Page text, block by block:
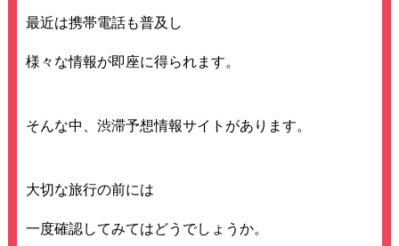
最近は携帯電話も普及し
様々な情報が即座に得られます。
そんな中、渋滞予想情報サイトがあります。
大切な旅行の前には
一度確認してみてはどうでしょうか。